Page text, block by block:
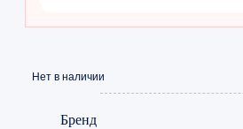
Нет в наличии
Бренд